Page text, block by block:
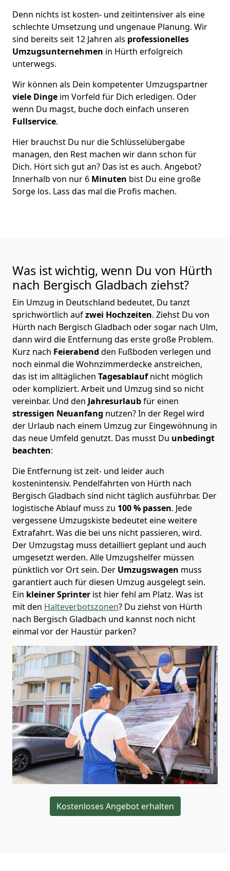
Denn nichts ist kosten- und zeitintensiver als eine
schlechte Umsetzung und ungenaue Planung. Wir
sind bereits seit 12 Jahren als professionelles
Umzugsunternehmen in Hürth erfolgreich
unterwegs.
Wir können als Dein kompetenter Umzugspartner
viele Dinge im Vorfeld für Dich erledigen. Oder
wenn Du magst, buche doch einfach unseren
Fullservice.
Hier brauchst Du nur die Schlüsselübergabe
managen, den Rest machen wir dann schon für
Dich. Hört sich gut an? Das ist es auch. Angebot?
Innerhalb von nur 6 Minuten bist Du eine große
Sorge los. Lass das mal die Profis machen.
Was ist wichtig, wenn Du von Hürth
nach Bergisch Gladbach ziehst?
Ein Umzug in Deutschland bedeutet, Du tanzt
sprichwörtlich aufzwei Hochzeiten. Ziehst Du von
Hürth nach Bergisch Gladbach oder sogar nach Ulm,
dann wird die Entfernung das erste große Problem.
Kurz nach Feierabend den Fußboden verlegen und
noch einmal die Wohnzimmerdecke anstreichen,
das ist im alltäglichen Tagesablaufnicht möglich
oder kompliziert. Arbeit und Umzug sind so nicht
vereinbar. Und den Jahresurlaubfür einen
stressigen Neuanfang nutzen? In der Regel wird
der Urlaub nach einem Umzug zur Eingewöhnung in
das neue Umfeld genutzt. Das musst Du unbedingt
beachten:
Die Entfernung ist zeit- und leider auch
kostenintensiv. Pendelfahrten von Hürth nach
Bergisch Gladbach sind nicht täglich ausführbar. Der
logistische Ablauf muss zu 100 % passen. Jede
vergessene Umzugskiste bedeutet eine weitere
Extrafahrt. Was die bei uns nicht passieren, wird.
Der Umzugstag muss detailliert geplant und auch
umgesetzt werden. Alle Umzugshelfer müssen
pünktlich vor Ort sein. Der Umzugswagen muss
garantiert auch für diesen Umzug ausgelegt sein.
Ein kleiner Sprinter ist hier fehl am Platz. Was ist
mit den Halteverbotszonen? Du ziehst von Hürth
nach Bergisch Gladbach und kannst noch nicht
einmal vor der Haustür parken?
Kostenloses Angebot erhalten